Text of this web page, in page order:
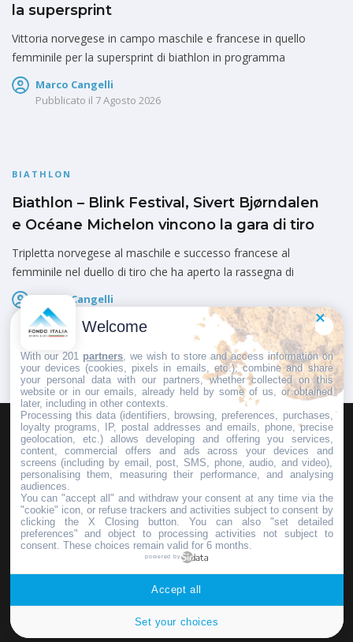
la supersprint
Vittoria norvegese in campo maschile e francese in quello
femminile per la supersprint di biathlon in programma
Marco Cangelli
Pubblicato il 7 Agosto 2026
BIATHLON
Biathlon – Blink Festival, Sivert Bjørndalen
e Océane Michelon vincono la gara di tiro
Tripletta norvegese al maschile e successo francese al
femminile nel duello di tiro che ha aperto la rassegna di
Marco Cangelli
Pubblicato il
HOMEPAGEREDAZIONEINVIA UN COMUNICATO STAMPA
PUBBLICITÀSCRIVI AL DIRETTORE
Copyright © 2016 - 2025 ASD Fondo Italia - Partita Iva: IT 03855110049
Welcome
With our 201 partners , we wish to store and access information on
your devices (cookies, pixels in emails, etc.), combine and share
your personal data with our partners, whether collected on this
website or in our emails, already held by some of us, or obtained
later, including in other contexts.
Processing this data (identifiers, browsing, preferences, purchases,
loyalty programs, IP, postal addresses and emails, phone, precise
geolocation, etc.) allows developing and offering you services,
content, commercial offers and ads across your devices and
screens (including by email, post, SMS, phone, audio, and video),
personalising them, measuring their performance, and analysing
audiences.
You can "accept all" and withdraw your consent at any time via the
"cookie" icon, or refuse trackers and activities subject to consent by
clicking the X Closing button. You can also "set detailed
preferences" and object to processing activities not subject to
consent. These choices remain valid for 6 months.
powered by
Set your choices
Accept all